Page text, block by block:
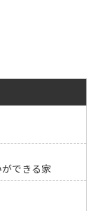
できる家